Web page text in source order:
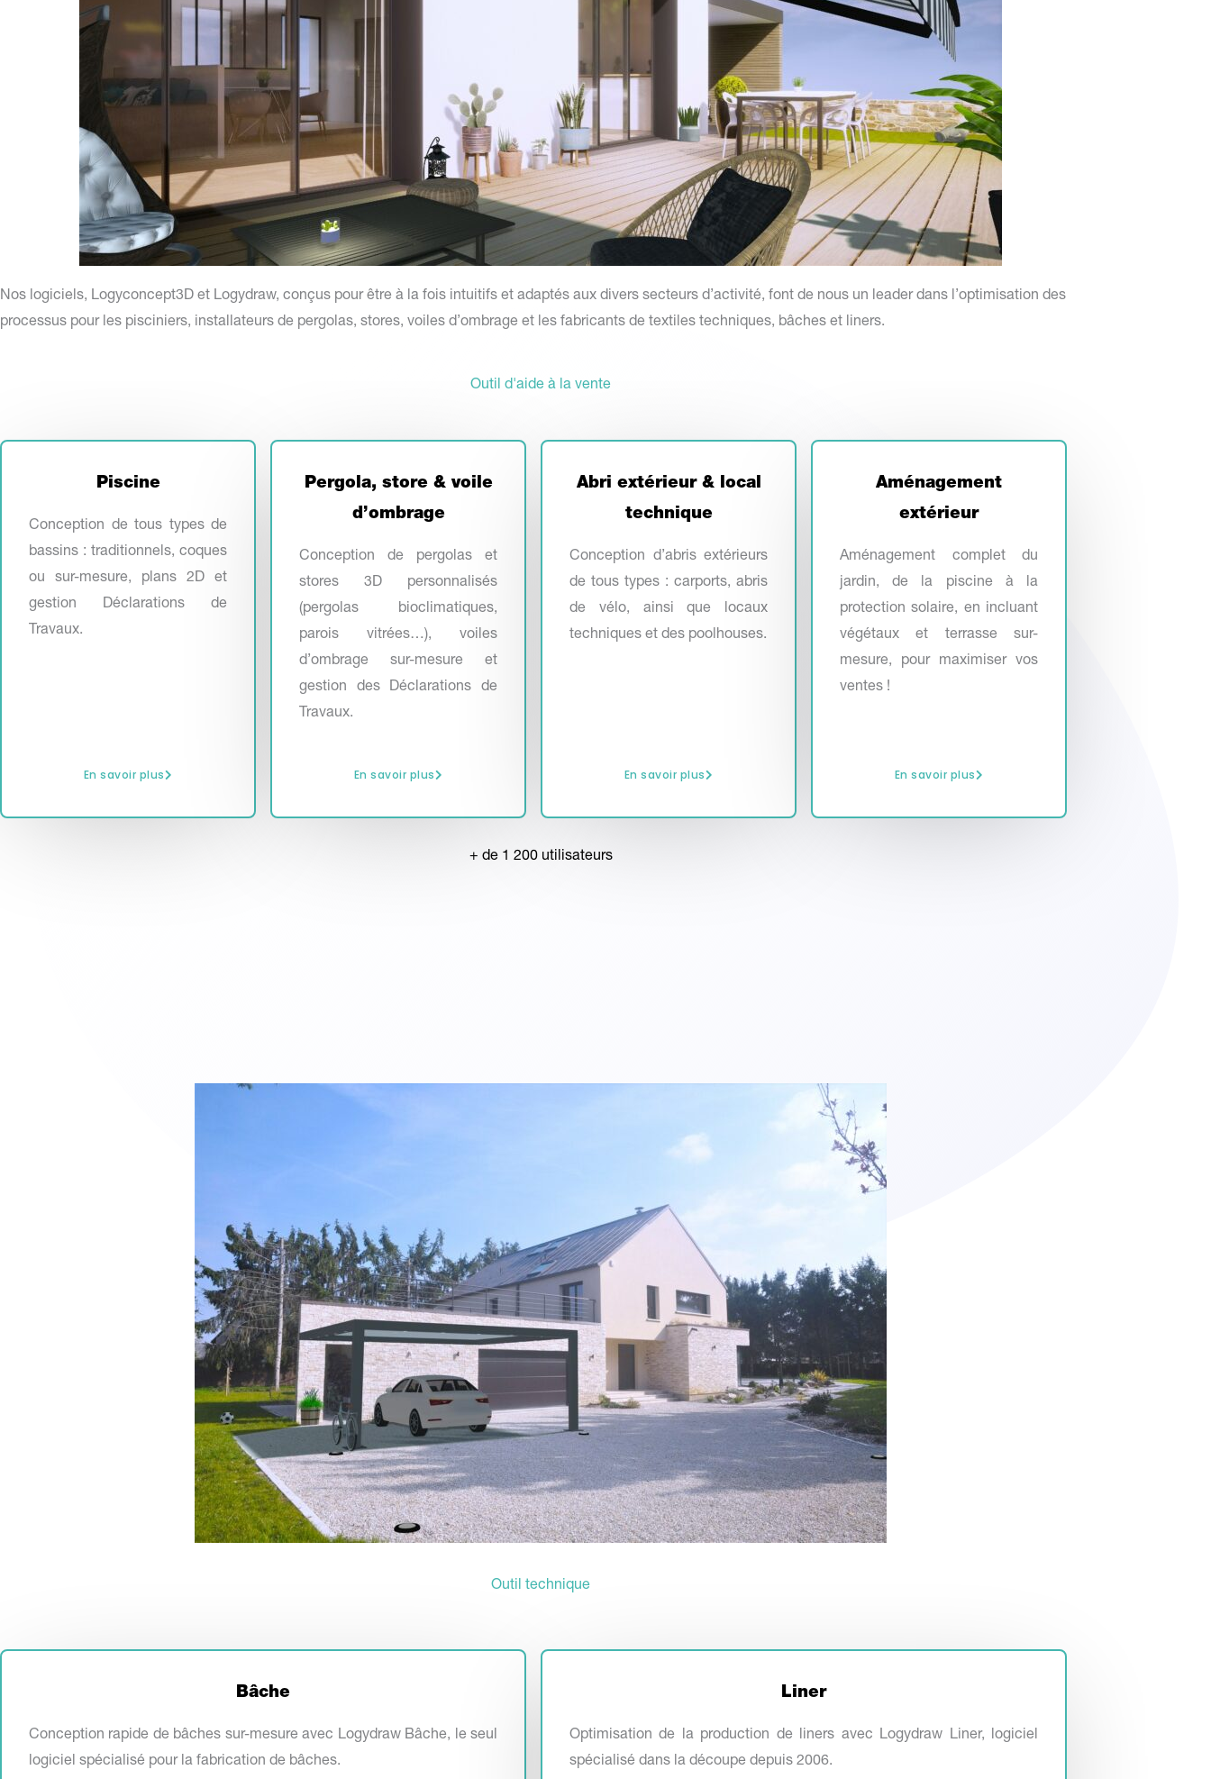
Nos logiciels, Logyconcept3D et Logydraw, conçus pour être à la fois intuitifs et adaptés aux divers secteurs d’activité, font de nous un leader dans l’optimisation des
processus pour les pisciniers, installateurs de pergolas, stores, voiles d’ombrage et les fabricants de textiles techniques, bâches et liners.
Outil d'aide à la vente
Piscine
Conception de tous types de
bassins : traditionnels, coques
ou sur-mesure, plans 2D et
gestion Déclarations de
Travaux.
En savoir plus
Pergola, store & voile
d’ombrage
Conception de pergolas et
stores 3D personnalisés
(pergolas bioclimatiques,
parois vitrées…), voiles
d’ombrage sur-mesure et
gestion des Déclarations de
Travaux.
En savoir plus
Abri extérieur & local
technique
Conception d’abris extérieurs
de tous types : carports, abris
de vélo, ainsi que locaux
techniques et des poolhouses.
En savoir plus
Aménagement
extérieur
Aménagement complet du
jardin, de la piscine à la
protection solaire, en incluant
végétaux et terrasse sur-
mesure, pour maximiser vos
ventes !
En savoir plus
+ de 1 200 utilisateurs
Outil technique
Bâche
Conception rapide de bâches sur-mesure avec Logydraw Bâche, le seul
logiciel spécialisé pour la fabrication de bâches.
Liner
Optimisation de la production de liners avec Logydraw Liner, logiciel
spécialisé dans la découpe depuis 2006.